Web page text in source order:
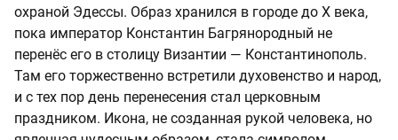
охраной Эдессы. Образ хранился в городе до X века,
пока император Константин Багрянородный не
перенёс его в столицу Византии — Константинополь.
Там его торжественно встретили духовенство и народ,
и с тех пор день перенесения стал церковным
праздником. Икона, не созданная рукой человека, но